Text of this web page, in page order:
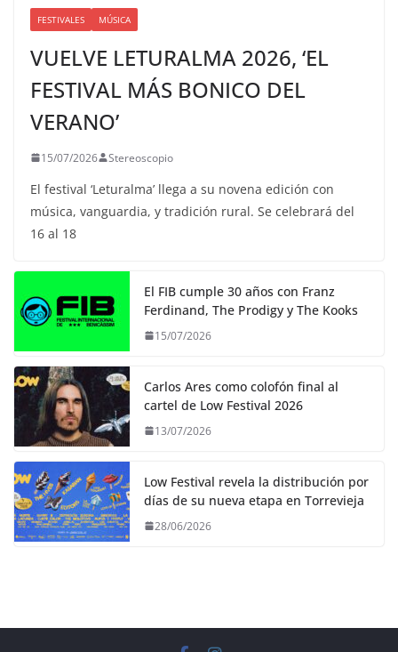
FESTIVALES MÚSICA
VUELVE LETURALMA 2026, ‘EL
FESTIVAL MÁS BONICO DEL
VERANO’
15/07/2026 Stereoscopio
El festival ‘Leturalma’ llega a su novena edición con
música, vanguardia, y tradición rural. Se celebrará del
16 al 18
El FIB cumple 30 años con Franz
Ferdinand, The Prodigy y The Kooks
15/07/2026
Carlos Ares como colofón final al
cartel de Low Festival 2026
13/07/2026
Low Festival revela la distribución por
días de su nueva etapa en Torrevieja
28/06/2026